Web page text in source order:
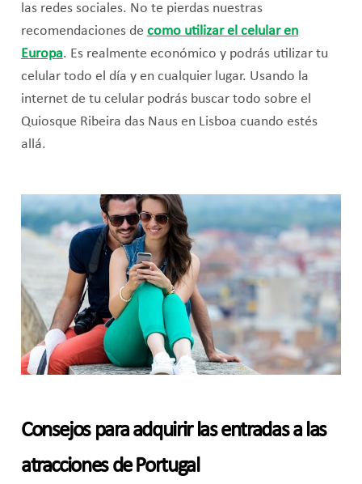
las redes sociales. No te pierdas nuestras
recomendaciones de como utilizar el celular en
Europa. Es realmente económico y podrás utilizar tu
celular todo el día y en cualquier lugar. Usando la
internet de tu celular podrás buscar todo sobre el
Quiosque Ribeira das Naus en Lisboa cuando estés
allá.
Consejos para adquirir las entradas a las
atracciones de Portugal